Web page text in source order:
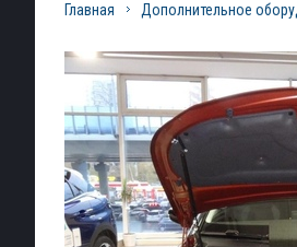
Главная Дополнительное